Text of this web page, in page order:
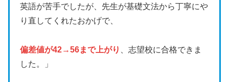
英語が苦手でしたが、先生が基礎文法から丁寧にや
り直してくれたおかげで、
偏差値が42→56まで上がり
、志望校に合格できま
した。」